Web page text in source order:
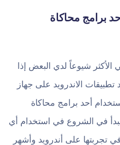
برامج محاكاة
شيوعاً لدي البعض إذا
الاندرويد على جهاز
أحد برامج محاكاة
في الشروع في استخدام أي
تجربتها على أندرويد وأشهر